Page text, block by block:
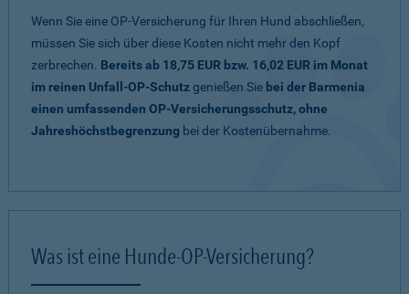
Wenn Sie eine OP-Versicherung für Ihren Hund abschließen,
müssen Sie sich über diese Kosten nicht mehr den Kopf
zerbrechen. Bereits ab 18,75 EUR bzw. 16,02 EUR im Monat
im reinen Unfall-OP-Schutzgenießen Sie bei der Barmenia
einen umfassenden OP-Versicherungsschutz, ohne
Jahreshöchstbegrenzung bei der Kostenübernahme.
Was ist eine Hunde-OP-Versicherung?